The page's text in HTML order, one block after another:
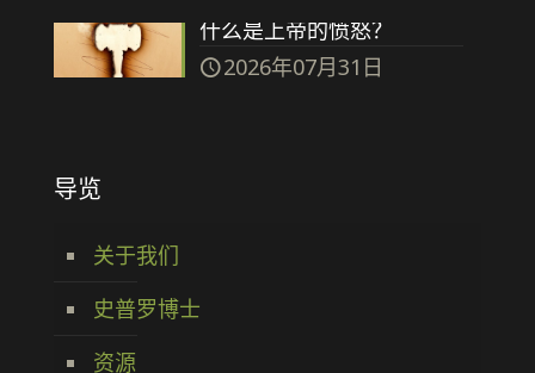
什么是上帝的愤怒？
2026年07月31日
导览
关于我们
史普罗博士
资源